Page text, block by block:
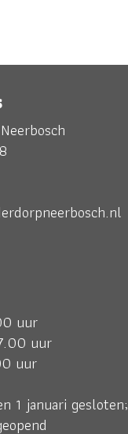
uur
uur
uur
1 januari gesloten;